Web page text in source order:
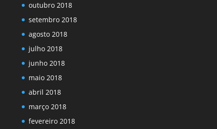
outubro 2018
setembro 2018
agosto 2018
julho 2018
junho 2018
maio 2018
abril 2018
março 2018
fevereiro 2018